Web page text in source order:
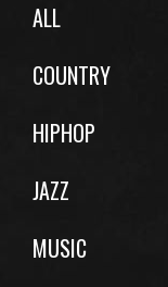
ALL
COUNTRY
HIPHOP
JAZZ
MUSIC